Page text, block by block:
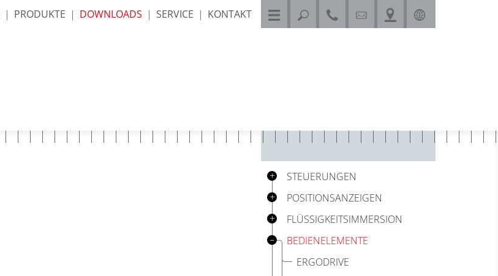
| PRODUKTE | DOWNLOADS | SERVICE | KONTAKT
DEUTSCH ENGLISH
STEUERUNGEN
POSITIONSANZEIGEN
FLÜSSIGKEITSIMMERSION
BEDIENELEMENTE
ERGODRIVE